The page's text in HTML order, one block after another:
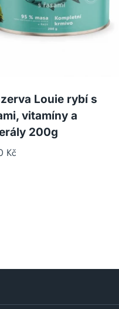
Louie rybí s
vitamíny a
200g
Kč